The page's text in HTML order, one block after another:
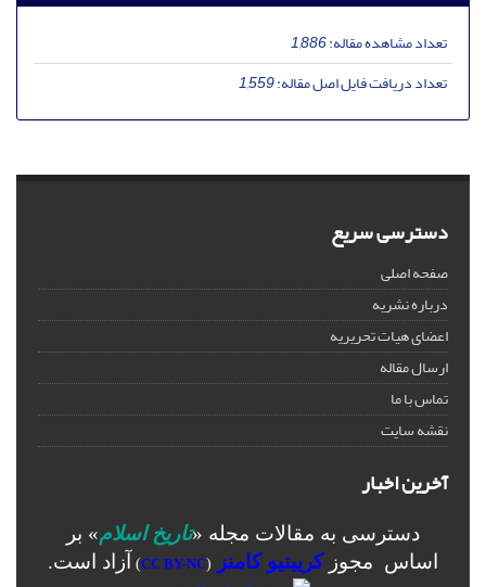
تعداد مشاهده مقاله:1,886
تعداد دریافت فایل اصل مقاله:1,559
دسترسی سریع
صفحه اصلی
درباره نشریه
اعضای هیات تحریریه
ارسال مقاله
تماس با ما
نقشه سایت
آخرین اخبار
دسترسی به مقالات مجله «تاریخ اسلام» بر
اساس مجوزکرییتیو کامنز (
CC BY-NC
) آزاد است.